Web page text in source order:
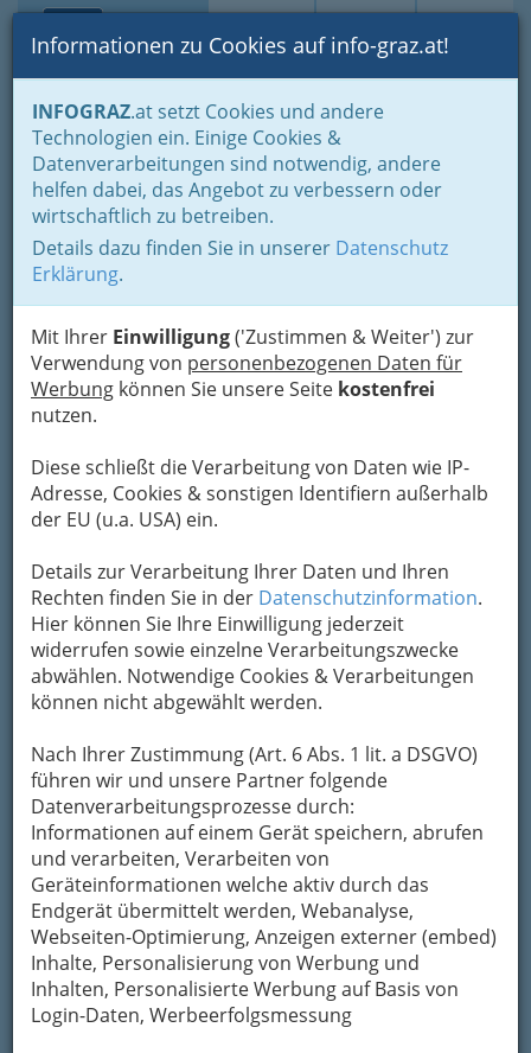
Suche Login Toggle
Informationen zu Cookies auf info-graz.at!
INFOGRAZ.at setzt Cookies und andere
Technologien ein. Einige Cookies &
Datenverarbeitungen sind notwendig, andere
helfen dabei, das Angebot zu verbessern oder
wirtschaftlich zu betreiben.
Details dazu finden Sie in unserer Datenschutz
Erklärung.
Mit Ihrer Einwilligung('Zustimmen & Weiter') zur
Verwendung von personenbezogenen Daten für
Werbung können Sie unsere Seite kostenfrei
nutzen.
Diese schließt die Verarbeitung von Daten wie IP-
Adresse, Cookies & sonstigen Identifiern außerhalb
der EU (u.a. USA) ein.
Details zur Verarbeitung Ihrer Daten und Ihren
Rechten finden Sie in der Datenschutzinformation.
Hier können Sie Ihre Einwilligung jederzeit
widerrufen sowie einzelne Verarbeitungszwecke
abwählen. Notwendige Cookies & Verarbeitungen
können nicht abgewählt werden.
Nach Ihrer Zustimmung (Art. 6 Abs. 1 lit. a DSGVO)
führen wir und unsere Partner folgende
Datenverarbeitungsprozesse durch:
Informationen auf einem Gerät speichern, abrufen
und verarbeiten, Verarbeiten von
Geräteinformationen welche aktiv durch das
Endgerät übermittelt werden, Webanalyse,
Webseiten-Optimierung, Anzeigen externer (embed)
Inhalte, Personalisierung von Werbung und
Inhalten, Personalisierte Werbung auf Basis von
Login-Daten, Werbeerfolgsmessung
Home Veranstaltungen Sport & Freizeit
Sportereignisse und
Sportevents in Graz bzw.
der Steiermark
Sport & Freizeit
Freizeit
Film und Neue Medien
Kino - Filme - das aktuelle Programm